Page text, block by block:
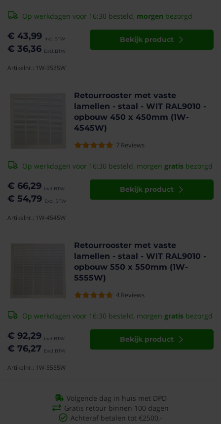
€ 43,99
€ 36,36
Op werkdagen voor 16:30 besteld, morgen bezorgd
Bekijk product
Artikelnr.: 1W-3535W
Retourrooster met vaste
lamellen - staal - WIT RAL9010 -
opbouw 450 x 450mm (1W-
4545W)
7 Reviews
€ 66,29
€ 54,79
Op werkdagen voor 16:30 besteld, morgen gratis bezorgd
Bekijk product
Artikelnr.: 1W-4545W
Retourrooster met vaste
lamellen - staal - WIT RAL9010 -
opbouw 550 x 550mm (1W-
5555W)
4 Reviews
€ 92,29
€ 76,27
Op werkdagen voor 16:30 besteld, morgen gratis bezorgd
Bekijk product
Artikelnr.: 1W-5555W
Volgende dag in huis met DPD
Gratis retour binnen 100 dagen
Achteraf betalen tot €2500,-